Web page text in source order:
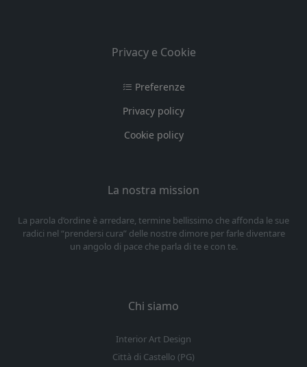
Privacy e Cookie
Preferenze
Privacy policy
Cookie policy
La nostra mission
La parola d’ordine è arredare, termine bellissimo che affonda le sue
radici nel “prendersi cura” delle nostre dimore per farle diventare
un angolo di pace che parla di te e con te.
Chi siamo
Interior Art Design
Città di Castello (PG)